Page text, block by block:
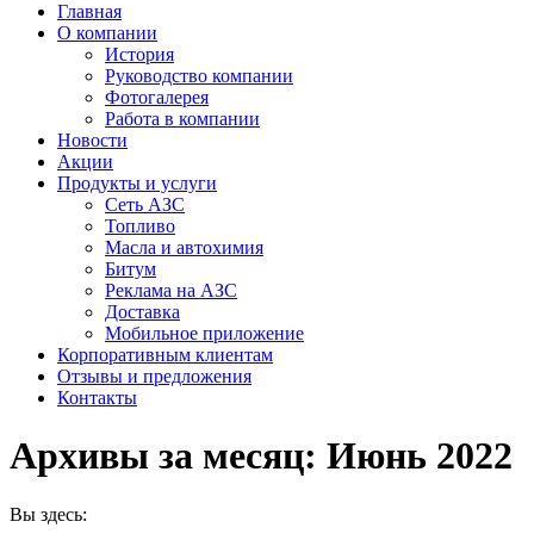
Главная
О компании
История
Руководство компании
Фотогалерея
Работа в компании
Новости
Акции
Продукты и услуги
Сеть АЗС
Топливо
Масла и автохимия
Битум
Реклама на АЗС
Доставка
Мобильное приложение
Корпоративным клиентам
Отзывы и предложения
Контакты
Архивы за месяц: Июнь 2022
Вы здесь: